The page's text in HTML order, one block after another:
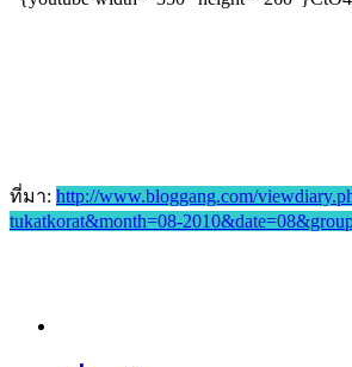
ที่มา: http://www.bloggang.com/
tukatkorat&month=08-